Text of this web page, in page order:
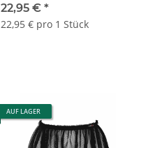
22,95 € *
22,95 € pro 1 Stück
AUF LAGER